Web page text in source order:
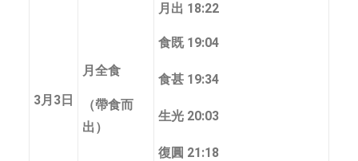
3月3日
月全食
（帶食而
出）
月出 18:22
食既 19:04
食甚 19:34
生光 20:03
復圓 21:18